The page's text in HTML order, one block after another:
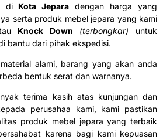
di Kota Jepara dengan harga yang
serta produk mebel jepara yang kami
Knock Down (terbongkar) untuk
bantu dari pihak ekspedisi.
alami, barang yang akan anda
bentuk serat dan warnanya.
terima kasih atas kunjungan dan
perusahaa kami, kami pastikan
produk mebel jepara yang terbaik
karena bagi kami kepuasan